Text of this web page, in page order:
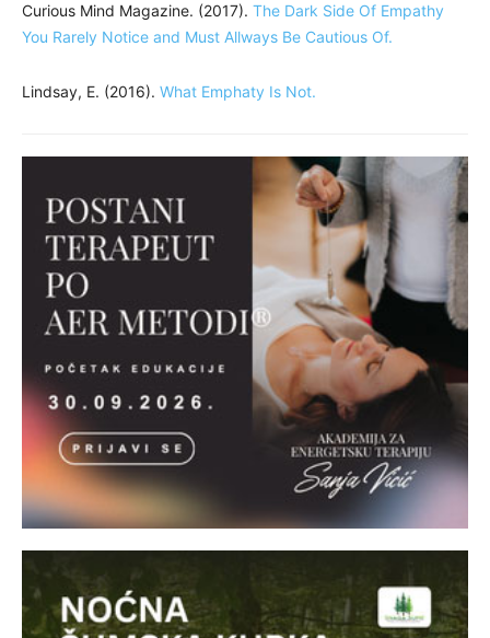
Curious Mind Magazine. (2017). The Dark Side Of Empathy
You Rarely Notice and Must Allways Be Cautious Of.
Lindsay, E. (2016). What Emphaty Is Not.